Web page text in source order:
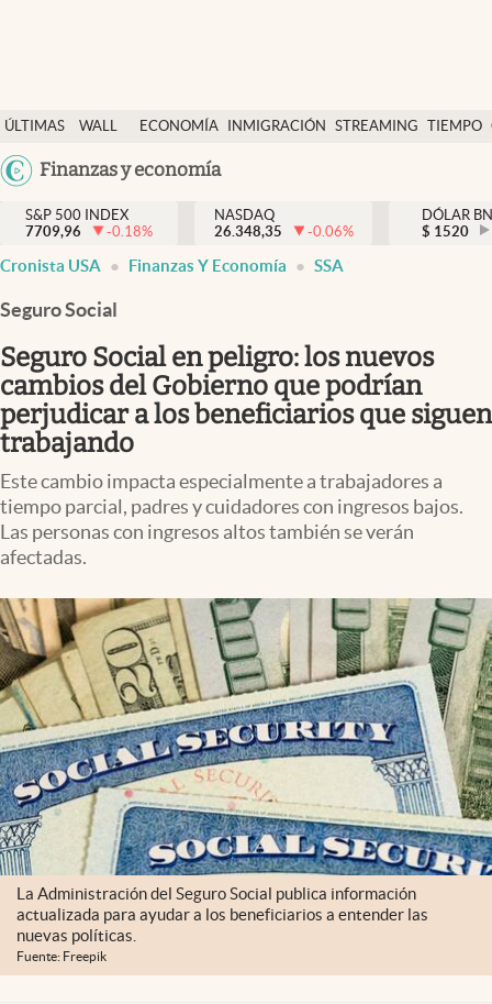
ÚLTIMAS
NOTICIAS
WALL
DÓLAR
ECONOMÍA INMIGRACIÓN STREAMING TIEMPO
México
Finanzas y economía
Finanzas y economía
Wall Street y dólar
Inmigración
Espiritual
Streaming
PC y mobile
Lifestyle
USA
S&P 500 INDEX
7709,96
-0.18%
NASDAQ
26.348,35
-0.06%
DÓLAR
$ 1520
Cronista USA Finanzas Y Economía SSA
Seguro Social
Seguro Social en peligro: los nuevos
cambios del Gobierno que podrían
perjudicar a los beneficiarios que siguen
trabajando
Este cambio impacta especialmente a trabajadores a
tiempo parcial, padres y cuidadores con ingresos bajos.
Las personas con ingresos altos también se verán
afectadas.
La Administración del Seguro Social publica información
actualizada para ayudar a los beneficiarios a entender las
nuevas políticas.
Fuente: Freepik